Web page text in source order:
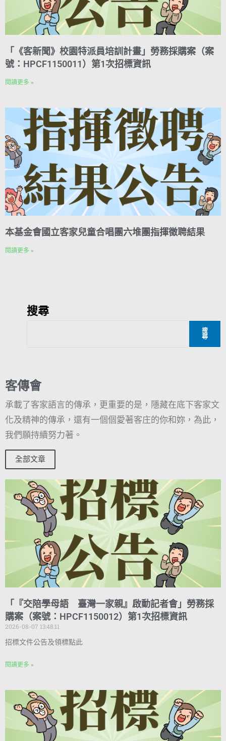
「《客新聞》校園特派員培訓計畫」勞務採購案（案
號：HPCF1150011）第1次招標資訊
閱讀更多 »
本基金會國立客家兒童合唱團六堆團指揮徵聘結果
閱讀更多 »
搜尋
搜
尋
客傳會
承載了客家語言的傳承，更重要的是，隱藏在底下客家文
化及精神的傳承，還有一個個愛著客庄的你和妳，為此，
我們願持續努力著。
全部文章
「『交陪學母語 臺灣一家親』啟動記者會」勞務採
購案（案號：HPCF1150012）第1次招標資訊
2026-08-07 13:48:11
招標文件公告及領標點此
閱讀更多 »